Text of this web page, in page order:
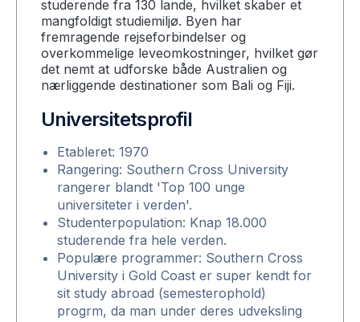
studerende fra 130 lande, hvilket skaber et
mangfoldigt studiemiljø. Byen har
fremragende rejseforbindelser og
overkommelige leveomkostninger, hvilket gør
det nemt at udforske både Australien og
nærliggende destinationer som Bali og Fiji.
Universitetsprofil
Etableret: 1970
Rangering: Southern Cross University
rangerer blandt 'Top 100 unge
universiteter i verden'.
Studenterpopulation: Knap 18.000
studerende fra hele verden.
Populære programmer: Southern Cross
University i Gold Coast er super kendt for
sit study abroad (semesterophold)
progrm, da man under deres udveksling